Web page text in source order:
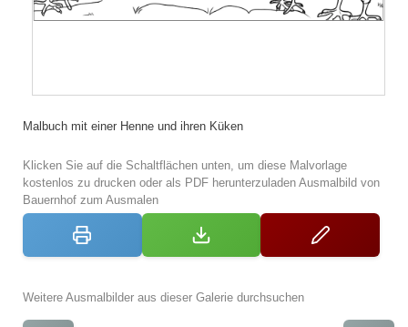
Malbuch mit einer Henne und ihren Küken
Klicken Sie auf die Schaltflächen unten, um diese Malvorlage
kostenlos zu drucken oder als PDF herunterzuladen Ausmalbild von
Bauernhof zum Ausmalen
Weitere Ausmalbilder aus dieser Galerie durchsuchen